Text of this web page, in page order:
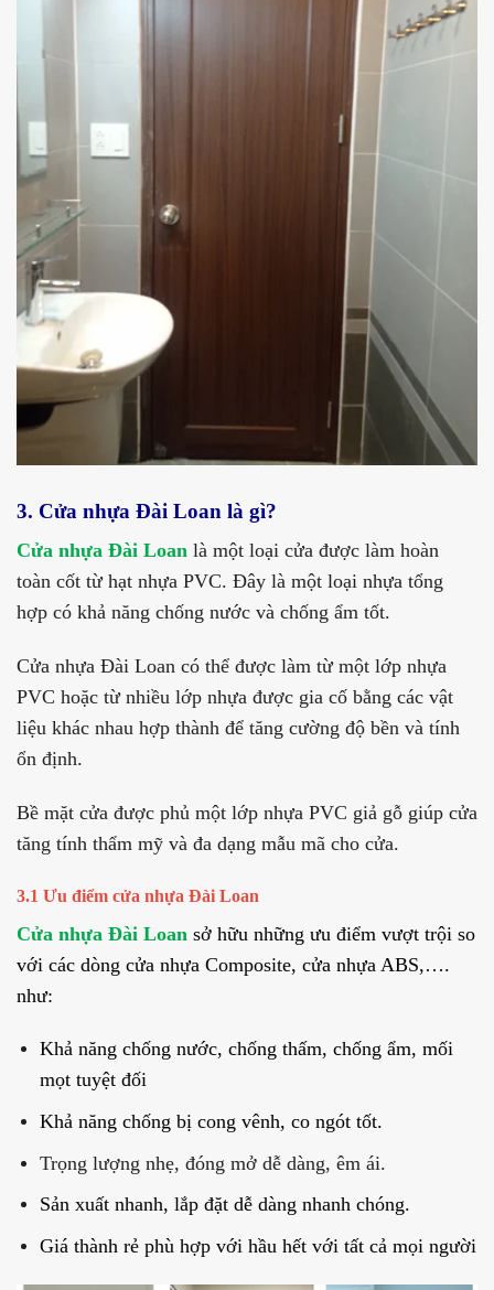
3. Cửa nhựa Đài Loan là gì?
Cửa nhựa Đài Loan là một loại cửa được làm hoàn
toàn cốt từ hạt nhựa PVC. Đây là một loại nhựa tổng
hợp có khả năng chống nước và chống ẩm tốt.
Cửa nhựa Đài Loan có thể được làm từ một lớp nhựa
PVC hoặc từ nhiều lớp nhựa được gia cố bằng các vật
liệu khác nhau hợp thành để tăng cường độ bền và tính
ổn định.
Bề mặt cửa được phủ một lớp nhựa PVC giả gỗ giúp cửa
tăng tính thẩm mỹ và đa dạng mẫu mã cho cửa.
3.1 Ưu điểm cửa nhựa Đài Loan
Cửa nhựa Đài Loan sở hữu những ưu điểm vượt trội so
với các dòng cửa nhựa Composite, cửa nhựa ABS,….
như:
Khả năng chống nước, chống thấm, chống ẩm, mối
mọt tuyệt đối
Khả năng chống bị cong vênh, co ngót tốt.
Trọng lượng nhẹ, đóng mở dễ dàng, êm ái.
Sản xuất nhanh, lắp đặt dễ dàng nhanh chóng.
Giá thành rẻ phù hợp với hầu hết với tất cả mọi người